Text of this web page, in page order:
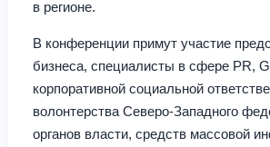
в регионе.
В конференции примут участие
бизнеса, специалисты в сфере PR,
корпоративной социальной
волонтерства Северо-Западного
органов власти, средств массовой